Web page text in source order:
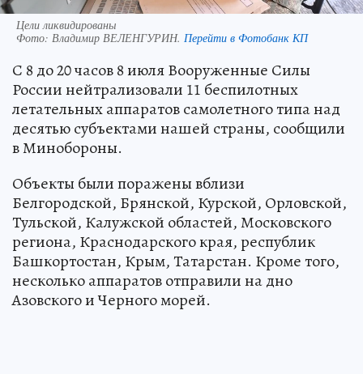
Цели ликвидированы
Фото: Владимир ВЕЛЕНГУРИН. Перейти в Фотобанк КП
С 8 до 20 часов 8 июля Вооруженные Силы
России нейтрализовали 11 беспилотных
летательных аппаратов самолетного типа над
десятью субъектами нашей страны, сообщили
в Минобороны.
Объекты были поражены вблизи
Белгородской, Брянской, Курской, Орловской,
Тульской, Калужской областей, Московского
региона, Краснодарского края, республик
Башкортостан, Крым, Татарстан. Кроме того,
несколько аппаратов отправили на дно
Азовского и Черного морей.